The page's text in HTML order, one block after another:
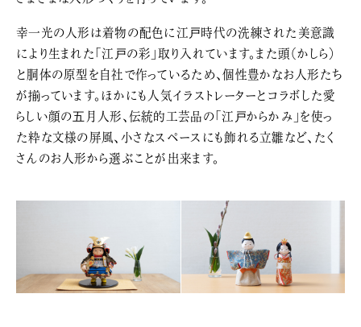
幸一光の人形は着物の配色に江戸時代の洗練された美意識
により生まれた「江戸の彩」取り入れています。また頭（かしら）
と胴体の原型を自社で作っているため、個性豊かなお人形たち
が揃っています。ほかにも人気イラストレーターとコラボした愛
らしい顔の五月人形、伝統的工芸品の「江戸からかみ」を使っ
た粋な文様の屏風、小さなスペースにも飾れる立雛など、たく
さんのお人形から選ぶことが出来ます。